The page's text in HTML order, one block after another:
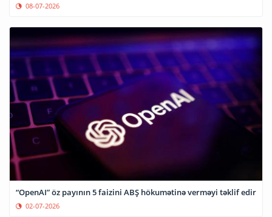
08-07-2026
“OpenAI” öz payının 5 faizini ABŞ hökumətinə verməyi təklif edir
02-07-2026